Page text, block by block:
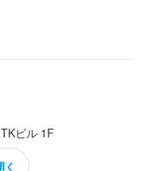
ビル 1F
い方
接にも対応いたします